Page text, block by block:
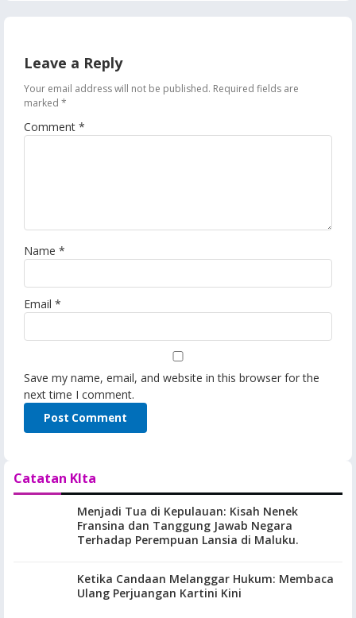
Leave a Reply
Your email address will not be published. Required fields are
marked *
Comment *
Name *
Email *
Save my name, email, and website in this browser for the
next time I comment.
Catatan KIta
Menjadi Tua di Kepulauan: Kisah Nenek
Fransina dan Tanggung Jawab Negara
Terhadap Perempuan Lansia di Maluku.
Ketika Candaan Melanggar Hukum: Membaca
Ulang Perjuangan Kartini Kini